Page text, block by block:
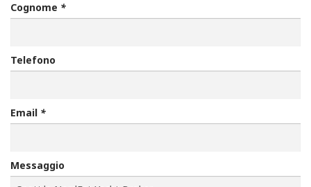
Cognome *
Telefono
Email *
Messaggio